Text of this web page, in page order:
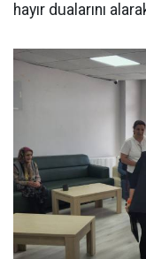
hayır dualarını